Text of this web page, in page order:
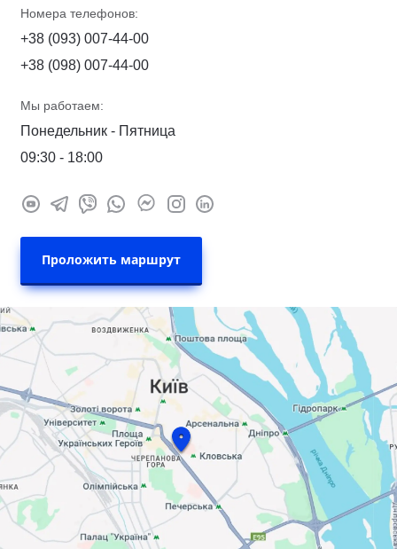
Номера телефонов:
+38 (093) 007-44-00
+38 (098) 007-44-00
Мы работаем:
Понедельник - Пятница
09:30 - 18:00
Проложить маршрут